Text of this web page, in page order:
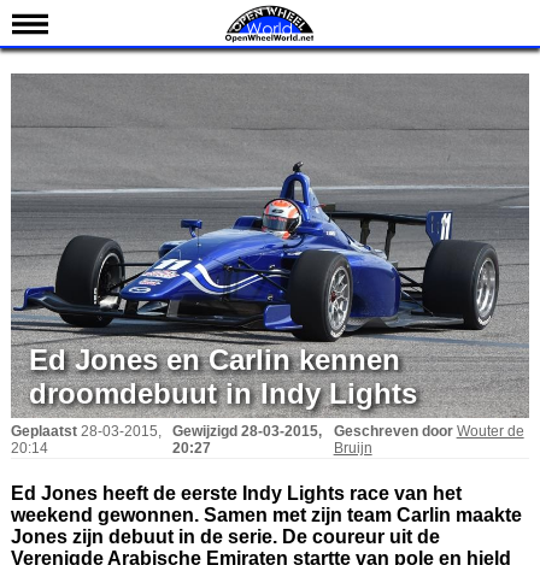
Nieuws
Standen
Coureurs
Teams
IndyCar 101
Indy 500
English
Ed Jones en Carlin kennen
droomdebuut in Indy Lights
Geplaatst 28-03-2015,
20:14
Gewijzigd 28-03-2015,
20:27
Geschreven door Wouter de
Bruijn
Ed Jones heeft de eerste Indy Lights race van het
weekend gewonnen. Samen met zijn team Carlin maakte
Jones zijn debuut in de serie. De coureur uit de
Verenigde Arabische Emiraten startte van pole en hield